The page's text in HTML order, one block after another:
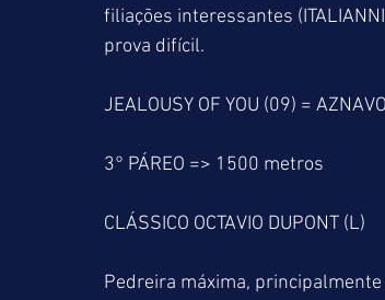
filiações interessantes
prova difícil.
JEALOUSY OF YOU (09) =
3° PÁREO => 1500 metros
CLÁSSICO OCTAVIO DUPONT (L)
Pedreira máxima,